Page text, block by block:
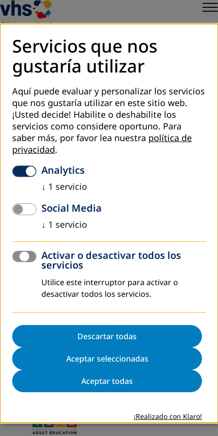
septiembre 2016
Toluca lleva a cabo proyecto de
alfabetización en otomí
En coordinación con el Instituto Nacional de Educación para los Adultos
(INEA), el gobierno municipal lleva a cabo el Proyecto Étnico Otomí de
Alfabetización para impulsar la educación en todos los sectores de la población
con el fin de generar igualdad, respeto y un mejor futuro para los toluqueños.
Leer nota completa.
to overview
Mapa de sitio
Aviso legal
Política de Privacidad
DVV International
Configuración de cookies
Servicios que nos
gustaría utilizar
Aquí puede evaluar y personalizar los servicios
que nos gustaría utilizar en este sitio web.
¡Usted decide! Habilite o deshabilite los
servicios como considere oportuno. Para
saber más, por favor lea nuestra política de
privacidad.
Analytics
↓ 1 servicio
Social Media
↓ 1 servicio
Activar o desactivar todos los
servicios
Utilice este interruptor para activar o
desactivar todos los servicios.
Descartar todas
Aceptar seleccionadas
Aceptar todas
¡Realizado con Klaro!